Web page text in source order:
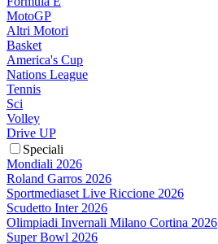
MotoGP
Altri Motori
Basket
America's Cup
Nations League
Tennis
Sci
Volley
Drive UP
Speciali
Mondiali 2026
Roland Garros 2026
Sportmediaset Live Riccione 2026
Scudetto Inter 2026
Olimpiadi Invernali Milano Cortina 2026
Super Bowl 2026